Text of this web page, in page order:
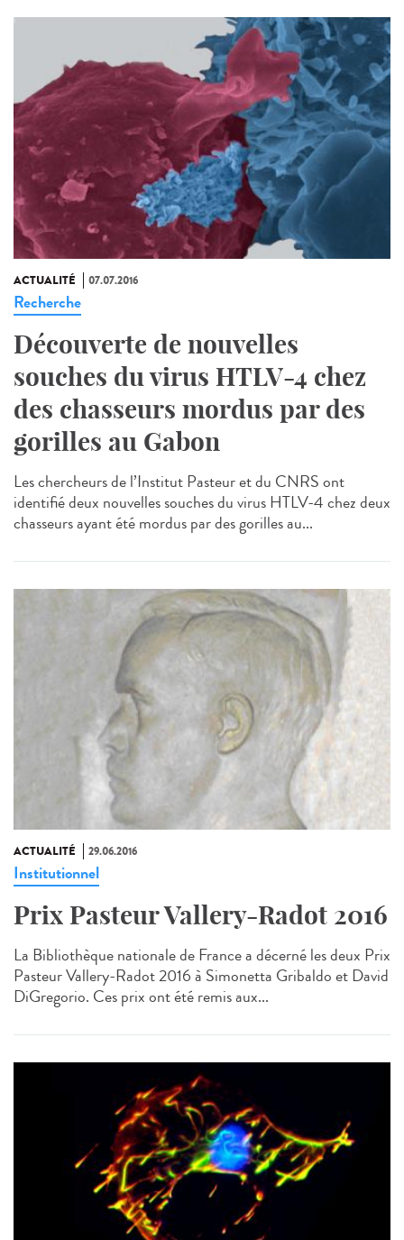
ACTUALITÉ 07.07.2016
Recherche
Découverte de nouvelles
souches du virus HTLV-4 chez
des chasseurs mordus par des
gorilles au Gabon
Les chercheurs de l’Institut Pasteur et du CNRS ont
identifié deux nouvelles souches du virus HTLV-4 chez deux
chasseurs ayant été mordus par des gorilles au...
ACTUALITÉ 29.06.2016
Institutionnel
Prix Pasteur Vallery-Radot 2016
La Bibliothèque nationale de France a décerné les deux Prix
Pasteur Vallery-Radot 2016 à Simonetta Gribaldo et David
DiGregorio. Ces prix ont été remis aux...